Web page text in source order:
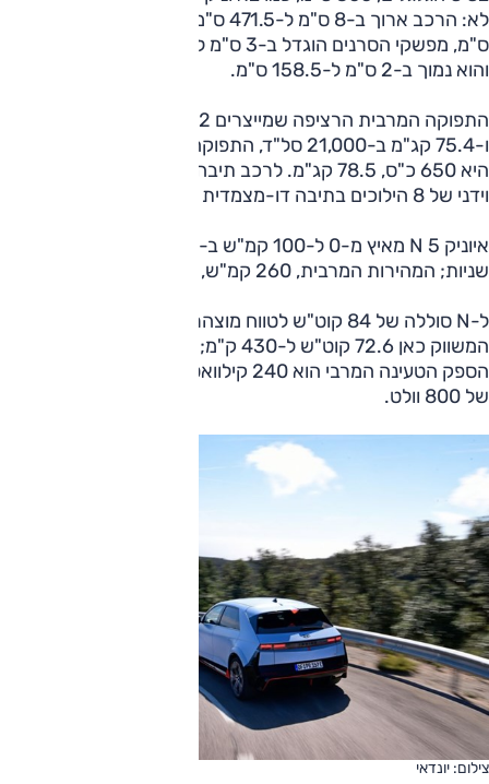
והוא נמוך ב-2 ס"מ ל-158.5 ס"מ.
ו-75.4 קג"מ ב-21,000 סל"ד, התפוקה המרבית בדחף ('בוסט')
היא 650 כ"ס, 78.5 קג"מ. לרכב תיבה המדמה שילוב אוטומטי
וידני של 8 הילוכים בתיבה דו-מצמדית וההנעה כמובן כפולה.
שניות; המהירות המרבית, 260 קמ"ש, זהה בשני המצבים.
המשווק כאן 72.6 קוט"ש ל-430 ק"מ; כעת גם בדגם המחודש).
הספק הטעינה המרבי הוא 240 קילוואט הודות למתח מערכת
של 800 וולט.
צילום: יונדאי